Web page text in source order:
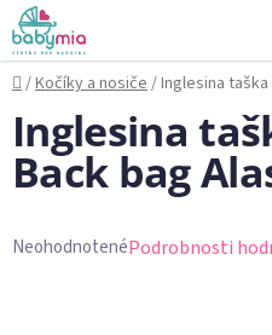
Prejsť
na
obsah
Domov
/Kočíky a nosiče/Inglesina
Inglesina
Back bag
Priemerné
NeohodnotenéPodrobnosti